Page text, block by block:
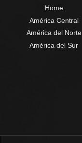
Home
América Central
América del Norte
América del Sur